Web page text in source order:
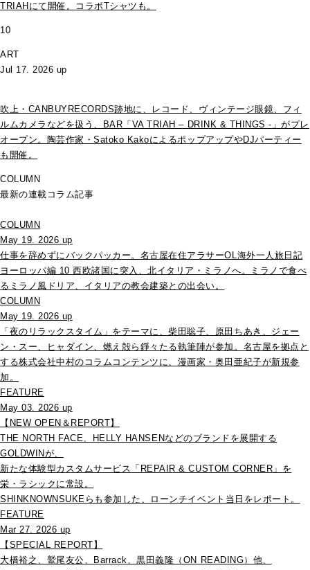
TRIAHにて開催。コラボTシャツも。
10
ART
Jul 17. 2026 up
吹上・CANBUYRECORDS跡地に、レコード、ヴィンテージ眼鏡、フィ
ルムカメラなどを扱う、BAR「VA TRIAH – DRINK & THINGS -」がプレ
オープン。陶芸作家・Satoko KakoによるポップアップやDJパーティー
も開催。
COLUMN
最新の連載コラム記事
COLUMN
May 19. 2026 up
仕事を辞めずにバックパッカー。名古屋在住アラサーOL海外一人旅日記
ヨーロッパ編 10 西欧諸国に突入、北イタリア・ミラノへ。ミラノで食べ
るミラノ風ドリア、イタリアの教会建築との出会い。
COLUMN
May 19. 2026 up
「夜のリラックスタイム」をテーマに、柴田聡子、原田ちあき、ジェー
ン・スー、ヒャダイン、燃え殻ら錚々たる執筆陣が参加。名古屋を拠点と
する株式会社中村のコラムコンテンツに、漫画家・奥田亜紀子が新規参
加。
FEATURE
May 03. 2026 up
【NEW OPEN＆REPORT】
THE NORTH FACE、HELLY HANSENなどのブランドを展開する
GOLDWINが、
新たな体験型カスタムサービス「REPAIR & CUSTOM CORNER」を
栄・ラシックに常設。
SHINKNOWNSUKEらも参加した、ローンチイベント当日をレポート。
FEATURE
Mar 27. 2026 up
【SPECIAL REPORT】
大橋裕之、鷲尾友公、Barrack、黒田義隆（ON READING）他、